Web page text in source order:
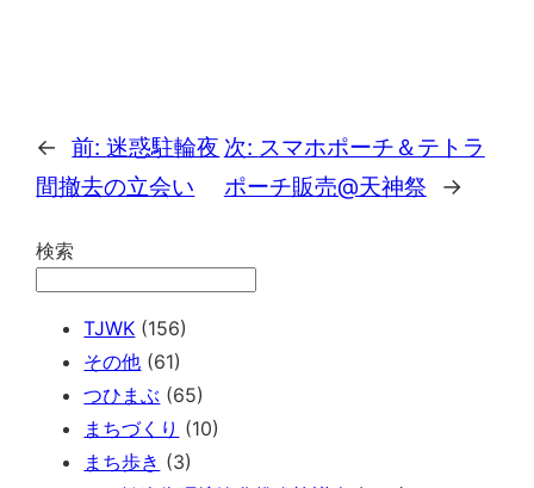
← 前:迷惑駐輪夜
間撤去の立会い
次: スマホポーチ＆テトラ
ポーチ販売@天神祭
→
検索
TJWK (156)
その他 (61)
つひまぶ (65)
まちづくり (10)
まち歩き (3)